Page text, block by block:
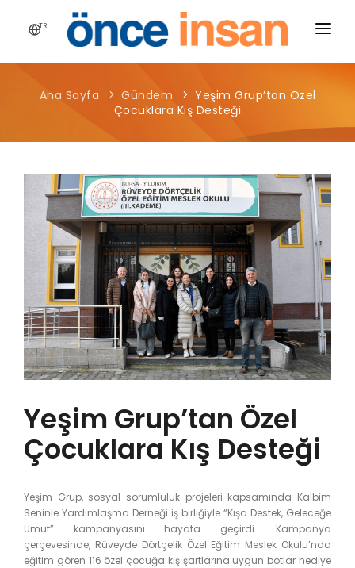
TR
HIKAYEMIZ
YAYINLARIMIZ
PROJELERIMIZ
HABERLER
BLOG
MEDYA
İLETIŞIM
Ana Sayfa Gündem
Yeşim Grup’tan Özel
Çocuklara Kış Desteği
Yeşim Grup’tan Özel
Çocuklara Kış Desteği
Yeşim Grup, sosyal sorumluluk projeleri kapsamında Kalbim
Seninle Yardımlaşma Derneği iş birliğiyle “Kışa Destek, Geleceğe
Umut” kampanyasını hayata geçirdi. Kampanya
çerçevesinde, Rüveyde Dörtçelik Özel Eğitim Meslek Okulu’nda
eğitim gören 116 özel çocuğa kış şartlarına uygun botlar hediye